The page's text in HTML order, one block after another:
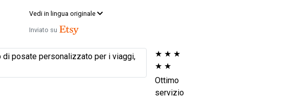
Vedi in lingua originale
Inviato su
★ ★ ★
★ ★
Ottimo
servizio